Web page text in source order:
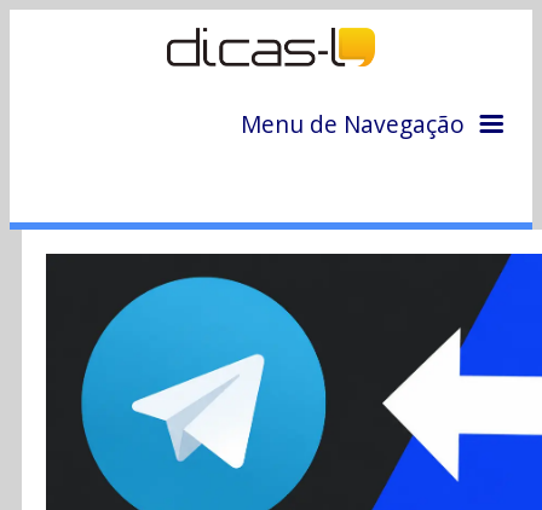
Menu de Navegação
Colunas
Colaboradores